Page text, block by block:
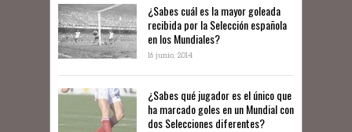
​​¿Sabes cuál es la mayor goleada
recibida por la Selección española
en los Mundiales?
16 junio, 2014
¿Sabes qué jugador es el único que
ha marcado goles en un Mundial con
dos Selecciones diferentes?